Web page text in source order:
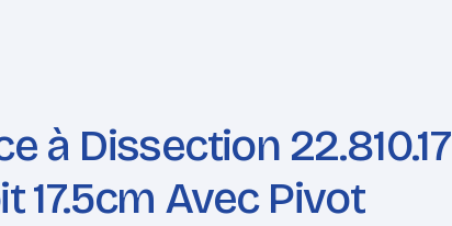
à Dissection 22.810.17
17.5cm Avec Pivot